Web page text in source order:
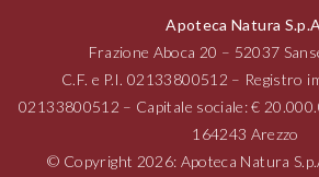
Apoteca Natura
Frazione Aboca 20 – 52037
C.F. e P.I.02133800512 – Registro
02133800512 – Capitale sociale: €
164243 Arezzo
© Copyright 2026: Apoteca Natura